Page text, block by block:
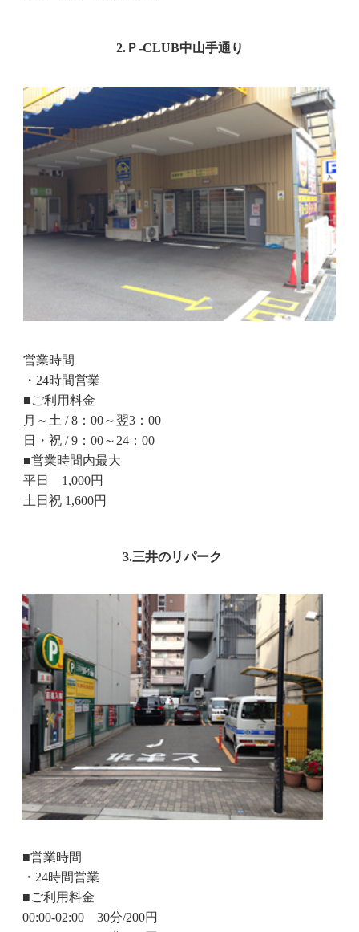
2.Ｐ-CLUB中山手通り
営業時間
・24時間営業
■ご利用料金
月～土 / 8：00～翌3：00
日・祝 / 9：00～24：00
■営業時間内最大
平日 1,000円
土日祝 1,600円
3.三井のリパーク
■営業時間
・24時間営業
■ご利用料金
00:00-02:00 30分/200円